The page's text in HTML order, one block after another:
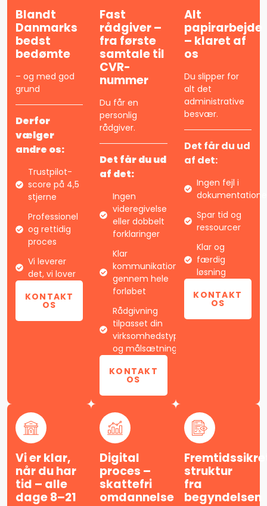
Blandt
Danmarks
bedst
bedømte
– og med god
grund
Derfor
vælger
andre os:
Trustpilot-
score på 4,5
stjerne
Professionel
og rettidig
proces
Vi leverer
det, vi lover
KONTAKT
OS
Fast
rådgiver –
fra første
samtale til
CVR-
nummer
Du får en
personlig
rådgiver.
Det får du ud
af det:
Ingen
videregivelse
eller dobbelt
forklaringer
Klar
kommunikation
gennem hele
forløbet
Rådgivning
tilpasset din
virksomhedstype
og målsætning
KONTAKT
OS
Alt
papirarbejde
– klaret af
os
Du slipper for
alt det
administrative
besvær.
Det får du ud
af det:
Ingen fejl i
Spar tid og
ressourcer
Klar og
færdig
løsning
KONTAKT
OS
Vi er klar,
når du har
tid – alle
dage 8–21
Digital
proces –
skattefri
omdannelse
struktur
fra
begyndelsen